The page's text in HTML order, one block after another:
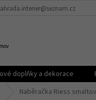
doplňky a dekorace
Naběračka Riess